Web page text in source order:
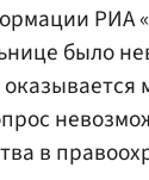
РИА
было
в